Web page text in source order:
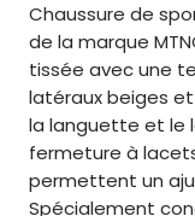
Chaussure de
de la marque
tissée avec une
latéraux beiges
la languette et le
fermeture à
permettent un
Spécialement